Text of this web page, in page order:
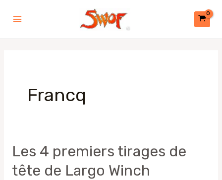
Francq
Les 4 premiers tirages de
tête de Largo Winch
Les
4
premiers